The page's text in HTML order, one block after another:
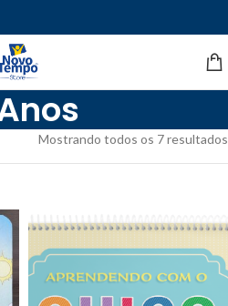
Mostrando todos os 7 resultados